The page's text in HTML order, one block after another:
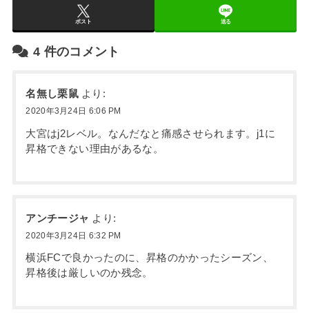
ポスト 送る
4 件のコメント
名無し栗鼠 より:
2020年3月24日 6:06 PM
大宮はj2レベル。なんだなと痛感させられます。j1に
昇格できない理由があるな。
アンチージャ より:
2020年3月24日 6:32 PM
横浜FCで良かったのに、昇格のかかったシーズン、
昇格後は厳しいのか残念。